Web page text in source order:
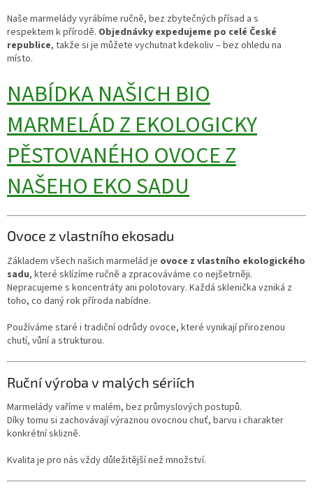
Naše marmelády vyrábíme ručně, bez zbytečných přísad a s
respektem k přírodě. Objednávky expedujeme po celé České
republice, takže si je můžete vychutnat kdekoliv – bez ohledu na
místo.
NABÍDKA NAŠICH BIO
MARMELÁD Z EKOLOGICKY
PĚSTOVANÉHO OVOCE Z
NAŠEHO EKO SADU
Ovoce z vlastního ekosadu
Základem všech našich marmelád je ovoce z vlastního ekologického
sadu, které sklízíme ručně a zpracováváme co nejšetrněji.
Nepracujeme s koncentráty ani polotovary. Každá sklenička vzniká z
toho, co daný rok příroda nabídne.
Používáme staré i tradiční odrůdy ovoce, které vynikají přirozenou
chutí, vůní a strukturou.
Ruční výroba v malých sériích
Marmelády vaříme v malém, bez průmyslových postupů.
Díky tomu si zachovávají výraznou ovocnou chuť, barvu i charakter
konkrétní sklizně.
Kvalita je pro nás vždy důležitější než množství.